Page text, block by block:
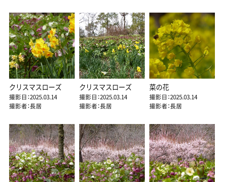
クリスマスローズ
撮影日：2025.03.14
撮影者：長居
クリスマスローズ
撮影日：2025.03.14
撮影者：長居
菜の花
撮影日：2025.03.14
撮影者：長居